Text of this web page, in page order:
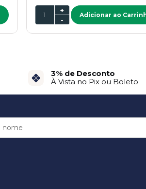
-
+
Adicionar ao
3% de Desconto
À Vista no Pix ou Boleto